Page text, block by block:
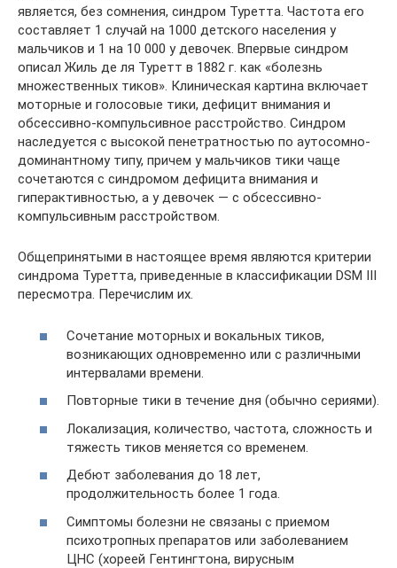
является, без сомнения, синдром Туретта. Частота его
составляет 1 случай на 1000 детского населения у
мальчиков и 1 на 10 000 у девочек. Впервые синдром
описал Жиль де ля Туретт в 1882 г. как «болезнь
множественных тиков». Клиническая картина включает
моторные и голосовые тики, дефицит внимания и
обсессивно-компульсивное расстройство. Синдром
наследуется с высокой пенетратностью по аутосомно-
доминантному типу, причем у мальчиков тики чаще
сочетаются с синдромом дефицита внимания и
гиперактивностью, а у девочек — с обсессивно-
компульсивным расстройством.
Общепринятыми в настоящее время являются критерии
синдрома Туретта, приведенные в классификации DSM III
пересмотра. Перечислим их.
Сочетание моторных и вокальных тиков,
возникающих одновременно или с различными
интервалами времени.
Повторные тики в течение дня (обычно сериями).
Локализация, количество, частота, сложность и
тяжесть тиков меняется со временем.
Дебют заболевания до 18 лет,
продолжительность более 1 года.
Симптомы болезни не связаны с приемом
психотропных препаратов или заболеванием
ЦНС (хореей Гентингтона, вирусным